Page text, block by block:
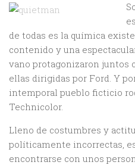
de todas es la química
contenido y una
vano protagonizaron juntos
ellas dirigidas por Ford. Y
intemporal pueblo ficticio
Technicolor.
Lleno de costumbres y
políticamente incorrectas,
encontrarse con unos